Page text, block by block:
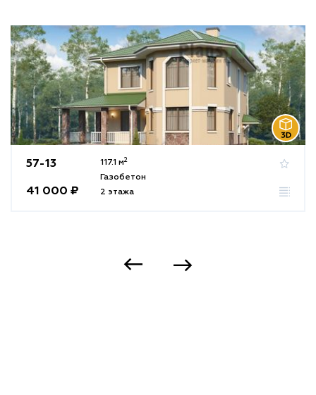
57-13
41 000 ₽
117.1 м2
Газобетон
2 этажа